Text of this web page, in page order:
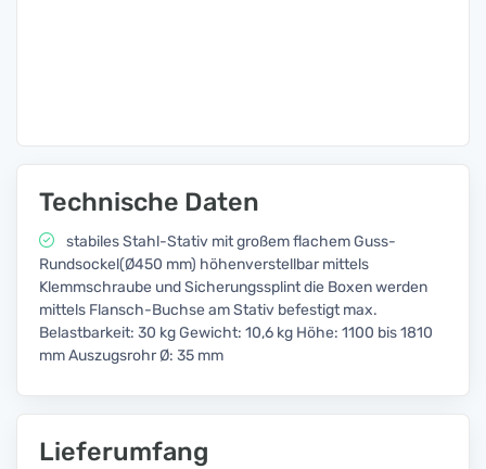
Technische Daten
stabiles Stahl-Stativ mit großem flachem Guss-
Rundsockel(Ø450 mm) höhenverstellbar mittels
Klemmschraube und Sicherungssplint die Boxen werden
mittels Flansch-Buchse am Stativ befestigt max.
Belastbarkeit: 30 kg Gewicht: 10,6 kg Höhe: 1100 bis 1810
mm Auszugsrohr Ø: 35 mm
Lieferumfang